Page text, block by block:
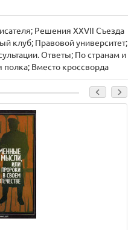
Решения XXVII Съезда
клуб; Правовой университет;
Ответы; По странам и
полка; Вместо кроссворда